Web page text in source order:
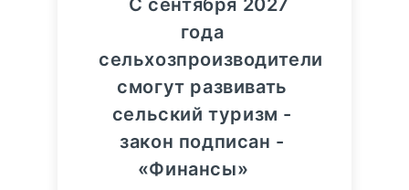
С сентября 2027
года
сельхозпроизводители
смогут развивать
сельский туризм -
закон подписан -
«Финансы»